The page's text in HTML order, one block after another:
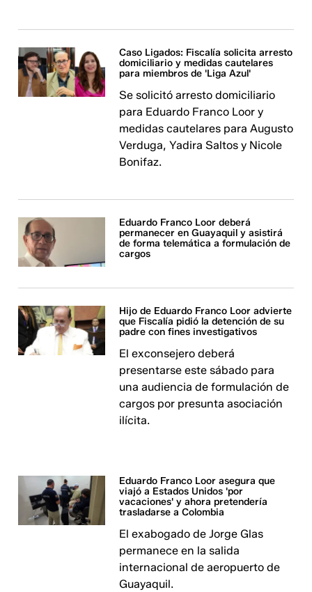
Caso Ligados: Fiscalía solicita arresto
domiciliario y medidas cautelares
para miembros de 'Liga Azul'
Se solicitó arresto domiciliario
para Eduardo Franco Loor y
medidas cautelares para Augusto
Verduga, Yadira Saltos y Nicole
Bonifaz.
Eduardo Franco Loor deberá
permanecer en Guayaquil y asistirá
de forma telemática a formulación de
cargos
Hijo de Eduardo Franco Loor advierte
que Fiscalía pidió la detención de su
padre con fines investigativos
El exconsejero deberá
presentarse este sábado para
una audiencia de formulación de
cargos por presunta asociación
ilícita.
Eduardo Franco Loor asegura que
viajó a Estados Unidos 'por
vacaciones' y ahora pretendería
trasladarse a Colombia
El exabogado de Jorge Glas
permanece en la salida
internacional de aeropuerto de
Guayaquil.